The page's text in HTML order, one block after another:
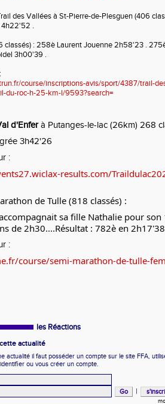
des Vallées à St-Pierre-de-Plesguen (406
4h22'52 .
classés) : 258è Laurent Jouenne 2h58'23 .
3h00'39 .
course/inscriptions-avis/sport/4387/trail-
du-roc-h-25-km-l/9593?search=
d'Enferà Putanges-le-lac (26km) 268
3h42'26
:
results.com/
de Tulle (818 classés) :
sa fille Nathalie pour son
de 2h30....Résultat : 782è en
:
course/semi-marathon-de-tulle-
les Réactions
actualité
actualité il faut posséder un compte sur le site FFA,
ou vous créer un compte.
|